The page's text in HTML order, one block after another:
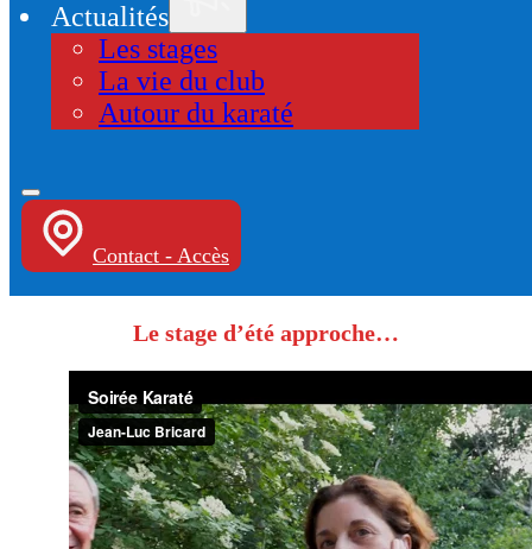
Actualités
Les stages
La vie du club
Autour du karaté
Contact - Accès
Le stage d’été approche…